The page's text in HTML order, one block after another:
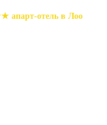
апарт-отель в Лоо